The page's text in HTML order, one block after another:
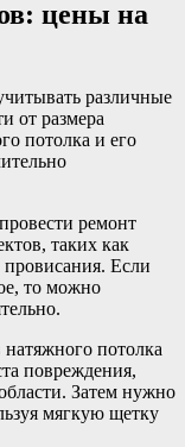
цены на
различные
от размера
потолка и его
ремонт
таких как
Если
то можно
потолка
повреждения,
Затем нужно
мягкую щетку